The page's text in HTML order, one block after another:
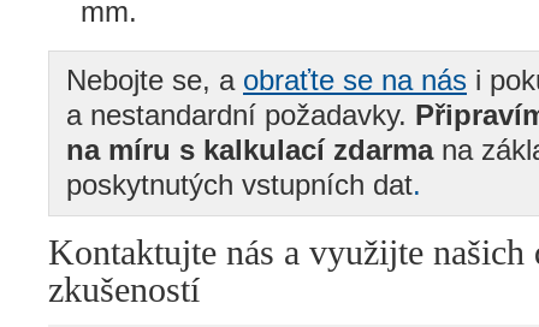
mm.
Nebojte se, a obraťte se na nás i
a nestandardní požadavky.
na míru s kalkulací zdarmana
poskytnutých vstupních dat.
Kontaktujte nás a využijte našich
zkušeností